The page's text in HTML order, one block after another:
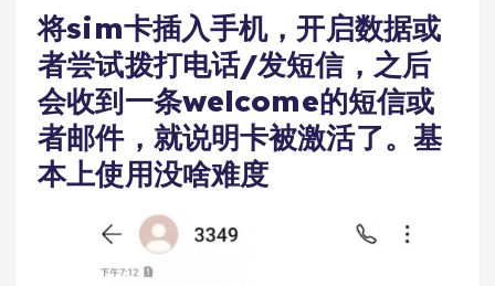
将sim卡插入手机，开启数据或
者尝试拨打电话/发短信，之后
会收到一条welcome的短信或
者邮件，就说明卡被激活了。基
本上使用没啥难度